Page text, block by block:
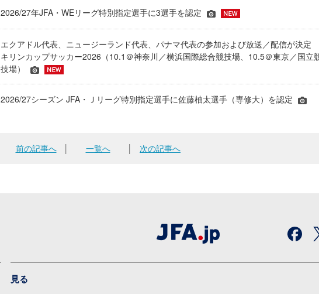
2026/27年JFA・WEリーグ特別指定選手に3選手を認定
エクアドル代表、ニュージーランド代表、パナマ代表の参加および放送／配信が決定
キリンカップサッカー2026（10.1＠神奈川／横浜国際総合競技場、10.5＠東京／国立
技場）
2026/27シーズン JFA・Ｊリーグ特別指定選手に佐藤柚太選手（専修大）を認定
前の記事へ│ 一覧へ 次の記事へ
見る